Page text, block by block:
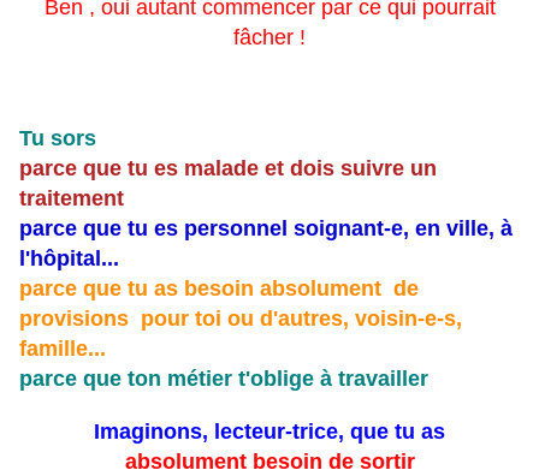
Ben , oui autant commencer par ce qui pourrait
fâcher !
Tu sors
parce que tu es malade et dois suivre un
traitement
parce que tu es personnel soignant-e, en ville, à
l'hôpital...
parce que tu as besoin absolument de
provisions pour toi ou d'autres, voisin-e-s,
famille...
parce que ton métier t'oblige à travailler
Imaginons, lecteur-trice, que tu as
absolument besoin de sortir